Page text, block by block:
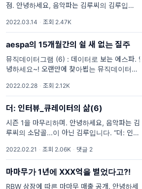
점. 안녕하세요, 음악파는 김루씨의 김루입니다
게요. 이 영상은 ‘한유아’라는 신인 가수의 데뷔
를 알리는 티저인데요. 이 ‘한유아’, 실제 사
2022.03.14 · 조회 2.47K
aespa의 15개월간의 쉴 새 없는 질주
뮤직데이터그램 (6) : 데이터로 보는 에스파. 안
녕하세요~! 오랜만에 찾아뵙는 뮤직데이터그램
악 데이터 다룰 내용을 고민해 보다가.. 지난 1
월 1일에 진행된, (벌써 비대면으로는
2022.02.28 · 조회 2.12K
더: 인터뷰_큐레이터의 삶(6)
시즌 1을 마무리하며. 안녕하세요, 음악파는 김
루씨의 소담골...이 아닌 김루입니다. “더: 인터
오늘이 “더: 인터뷰”의 마지막 날이기 때문입니
다🥺🥺🥺
2022.02.21 · 조회 2.06K · 댓글 2
마마무가 1년에 XXX억을 벌었다고?!
RBW 상장에 따른 마마무 매출 공개. 안녕하세